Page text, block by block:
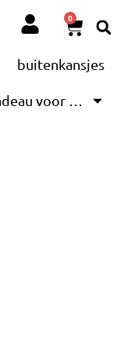
0
buitenkansjes
voor …